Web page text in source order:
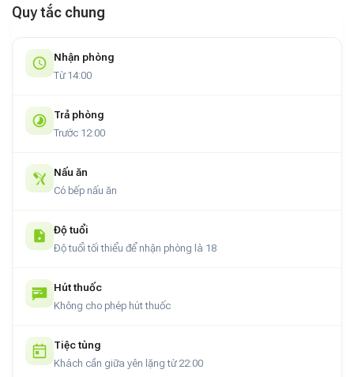
5. Ưu đãi đặc biệt khi đặt sớm
Miễn phí nhận phòng sớm, trả phòng trễ (nếu còn phòng
trống)
Quy tắc chung
Nhận phòng
Từ 14:00
Trả phòng
Trước 12:00
Nấu ăn
Có bếp nấu ăn
Độ tuổi
Độ tuổi tối thiểu để nhận phòng là 18
Hút thuốc
Không cho phép hút thuốc
Tiệc tùng
Khách cần giữa yên lặng từ 22:00